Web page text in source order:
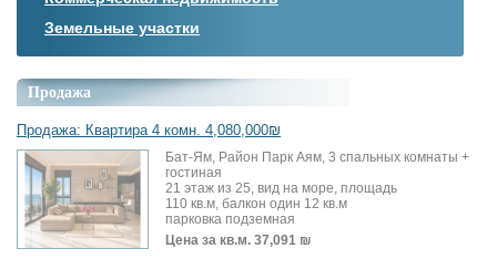
Земельные участки
Продажа
Продажа: Квартира 4 комн. 4,080,000₪
Бат-Ям, Район Парк Аям, 3 спальных комнаты +
гостиная
21 этаж из 25, вид на море, площадь
110 кв.м, балкон один 12 кв.м
парковка подземная
Цена за кв.м. 37,091 ₪